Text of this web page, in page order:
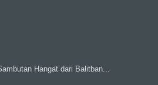
Hangat dari Balitban...